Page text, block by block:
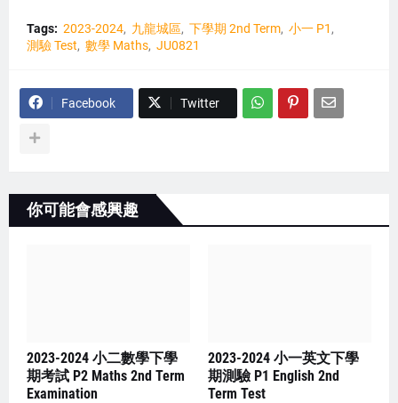
Tags: 2023-2024 九龍城區 下學期 2nd Term 小一 P1
測驗 Test
數學 Maths JU0821
Facebook Twitter
你可能會感興趣
2023-2024 小二數學下學
期考試 P2 Maths 2nd Term
Examination
2023-2024 小一英文下學
期測驗 P1 English 2nd
Term Test